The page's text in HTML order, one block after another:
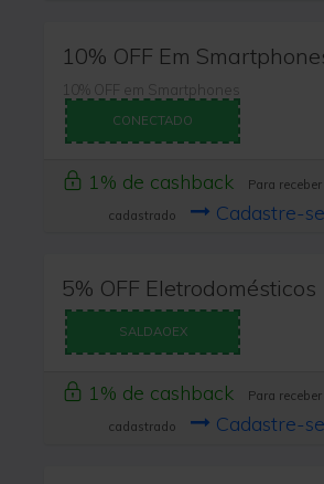
10% OFF Em
10% OFF em Smartphones
CONECTADO
1% de cashback
Para
cadastrado
Cadastre-
5% OFF Eletrodomésticos
SALDAOEX
1% de cashback
Para
cadastrado
Cadastre-